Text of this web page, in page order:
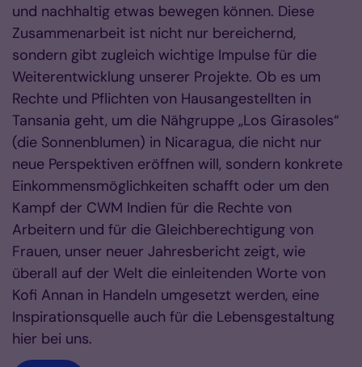
und nachhaltig etwas bewegen können. Diese
Zusammenarbeit ist nicht nur bereichernd,
sondern gibt zugleich wichtige Impulse für die
Weiterentwicklung unserer Projekte. Ob es um
Rechte und Pflichten von Hausangestellten in
Tansania geht, um die Nähgruppe „Los Girasoles“
(die Sonnenblumen) in Nicaragua, die nicht nur
neue Perspektiven eröffnen will, sondern konkrete
Einkommensmöglichkeiten schafft oder um den
Kampf der CWM Indien für die Rechte von
Arbeitern und für die Gleichberechtigung von
Frauen, unser neuer Jahresbericht zeigt, wie
überall auf der Welt die einleitenden Worte von
Kofi Annan in Handeln umgesetzt werden, eine
Inspirationsquelle auch für die Lebensgestaltung
hier bei uns.